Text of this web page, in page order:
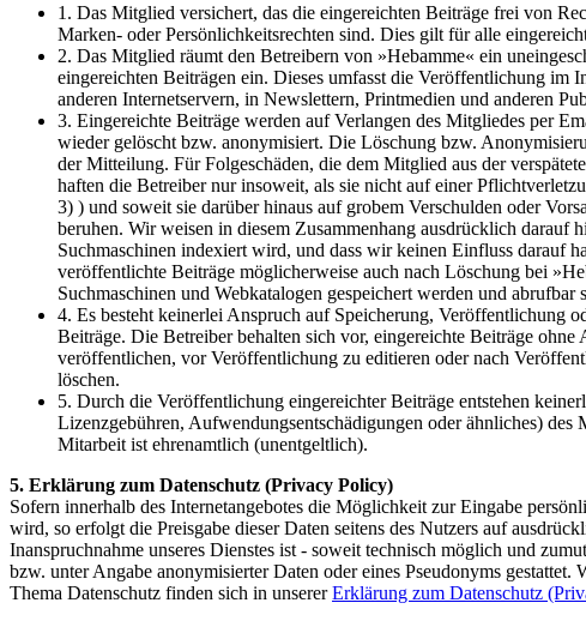
1. Das Mitglied versichert, das die eingereichten Beiträge frei von
Marken- oder Persönlichkeitsrechten sind. Dies gilt für alle
2. Das Mitglied räumt den Betreibern von »Hebamme« ein
eingereichten Beiträgen ein. Dieses umfasst die Veröffentlichung im
anderen Internetservern, in Newslettern, Printmedien und anderen
3. Eingereichte Beiträge werden auf Verlangen des Mitgliedes per
wieder gelöscht bzw. anonymisiert. Die Löschung bzw.
der Mitteilung. Für Folgeschäden, die dem Mitglied aus der
haften die Betreiber nur insoweit, als sie nicht auf einer
3) ) und soweit sie darüber hinaus auf grobem Verschulden oder
beruhen. Wir weisen in diesem Zusammenhang ausdrücklich darauf
Suchmaschinen indexiert wird, und dass wir keinen Einfluss darauf
veröffentlichte Beiträge möglicherweise auch nach Löschung bei
Suchmaschinen und Webkatalogen gespeichert werden und abrufbar
4. Es besteht keinerlei Anspruch auf Speicherung, Veröffentlichung
Beiträge. Die Betreiber behalten sich vor, eingereichte Beiträge ohne
veröffentlichen, vor Veröffentlichung zu editieren oder nach
löschen.
5. Durch die Veröffentlichung eingereichter Beiträge entstehen
Lizenzgebühren, Aufwendungsentschädigungen oder ähnliches) des
Mitarbeit ist ehrenamtlich (unentgeltlich).
5. Erklärung zum Datenschutz (Privacy Policy)
Sofern innerhalb des Internetangebotes die Möglichkeit zur Eingabe
wird, so erfolgt die Preisgabe dieser Daten seitens des Nutzers auf
Inanspruchnahme unseres Dienstes ist - soweit technisch möglich und
bzw. unter Angabe anonymisierter Daten oder eines Pseudonyms
Thema Datenschutz finden sich in unsererErklärung zum Datenschutz